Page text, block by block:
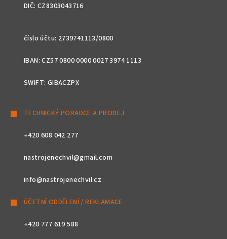
DIČ: CZ8303043716
číslo účtu: 2739741113/0800
IBAN: CZ57 0800 0000 0027 3974 1113
SWIFT: GIBACZPX
TECHNICKÝ PORADCE A PRODEJ
+420 608 042 277
nastrojenechvil@gmail.com
info@nastrojenechvil.cz
ÚČETNÍ ODDĚLENÍ / REKLAMACE
+420 777 619 588